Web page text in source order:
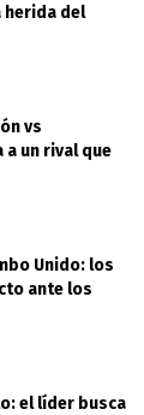
herida del
vs
a un rival que
Unido: los
ante los
el líder busca